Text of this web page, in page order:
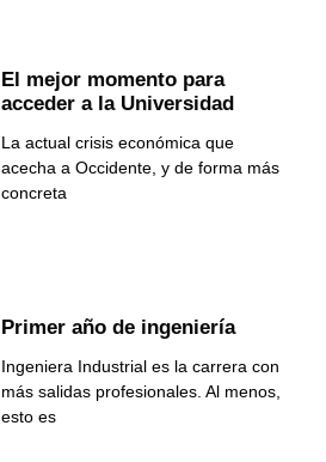
El mejor momento para
acceder a la Universidad
La actual crisis económica que
acecha a Occidente, y de forma más
concreta
Primer año de ingeniería
Ingeniera Industrial es la carrera con
más salidas profesionales. Al menos,
esto es